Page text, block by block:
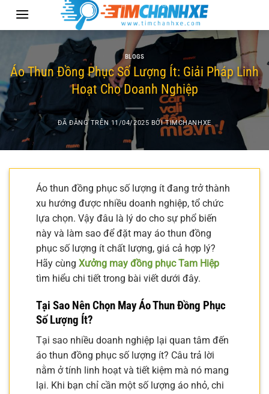
BLOGS
Áo Thun Đồng Phục Số Lượng Ít: Giải Pháp Linh
Hoạt Cho Doanh Nghiệp
ĐÃ ĐĂNG TRÊN 11/04/2025 BỞITIMCHANHXE
Áo thun đồng phục số lượng ít đang trở thành
xu hướng được nhiều doanh nghiệp, tổ chức
lựa chọn. Vậy đâu là lý do cho sự phổ biến
này và làm sao để đặt may áo thun đồng
phục số lượng ít chất lượng, giá cả hợp lý?
Hãy cùng Xưởng may đồng phục Tam Hiệp
tìm hiểu chi tiết trong bài viết dưới đây.
Tại Sao Nên Chọn May Áo Thun Đồng Phục
Số Lượng Ít?
Tại sao nhiều doanh nghiệp lại quan tâm đến
áo thun đồng phục số lượng ít? Câu trả lời
nằm ở tính linh hoạt và tiết kiệm mà nó mang
lại. Khi bạn chỉ cần một số lượng áo nhỏ, chi